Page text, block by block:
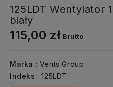
125LDT Wentylator
biały
115,00 zł Brutto
Marka : Vents Group
Indeks : 125LDT